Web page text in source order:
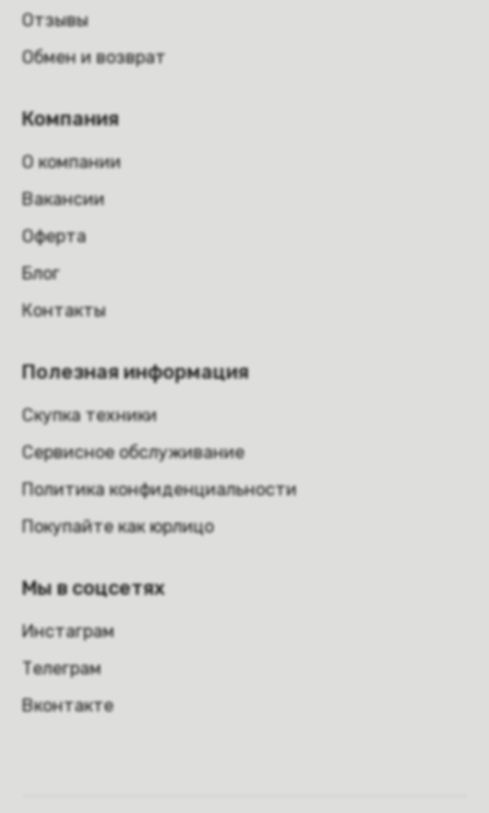
Отзывы
Обмен и возврат
Компания
О компании
Вакансии
Оферта
Блог
Контакты
Полезная информация
Скупка техники
Сервисное обслуживание
Политика конфиденциальности
Покупайте как юрлицо
Мы в соцсетях
Инстаграм
Телеграм
Вконтакте